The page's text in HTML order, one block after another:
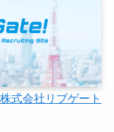
株式会社リブゲート